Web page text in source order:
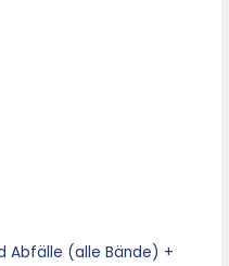
Abfälle (alle Bände) +